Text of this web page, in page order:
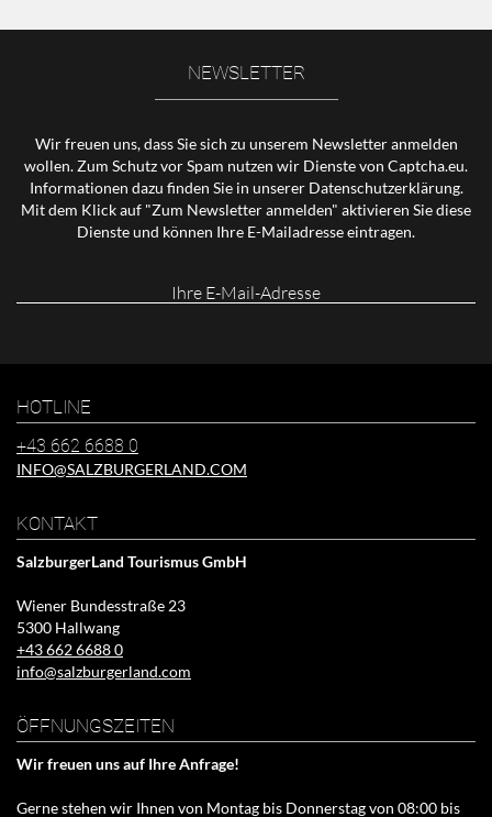
NEWSLETTER
Wir freuen uns, dass Sie sich zu unserem Newsletter anmelden
wollen. Zum Schutz vor Spam nutzen wir Dienste von Captcha.eu.
Informationen dazu finden Sie in unserer Datenschutzerklärung.
Mit dem Klick auf "Zum Newsletter anmelden" aktivieren Sie diese
Dienste und können Ihre E-Mailadresse eintragen.
HOTLINE
+43 662 6688 0
INFO@SALZBURGERLAND.COM
KONTAKT
SalzburgerLand Tourismus GmbH
Wiener Bundesstraße 23
5300 Hallwang
+43 662 6688 0
info@salzburgerland.com
ÖFFNUNGSZEITEN
Wir freuen uns auf Ihre Anfrage!
Gerne stehen wir Ihnen von Montag bis Donnerstag von 08:00 bis